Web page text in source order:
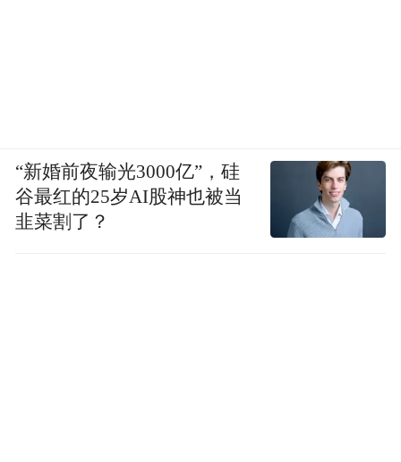
“新婚前夜输光3000亿”，硅
谷最红的25岁AI股神也被当
韭菜割了？